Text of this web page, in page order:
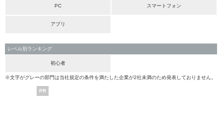
PC スマートフォン
アプリ
レベル別ランキング
初心者
※文字がグレーの部門は当社規定の条件を満たした企業が2社未満のため発表しておりません。
PR